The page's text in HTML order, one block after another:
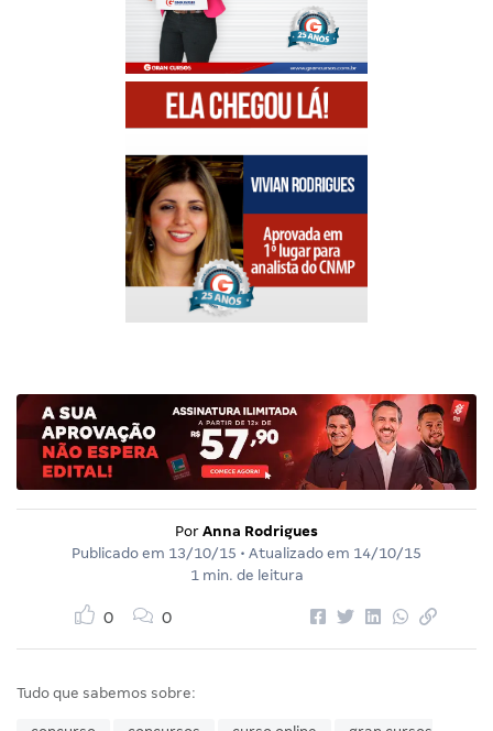
Por Anna Rodrigues
Publicado em 13/10/15 • Atualizado em 14/10/15
1 min. de leitura
0 0
Tudo que sabemos sobre: